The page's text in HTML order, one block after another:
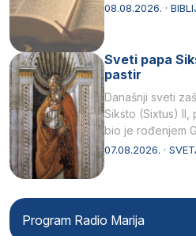
08.08.2026. ·
Sveti papa
pastir
Današnji sveti
Siksto (Sixtus) II,
bio je rođenjem
afričkim…
07.08.2026. ·
Program Radio Marija